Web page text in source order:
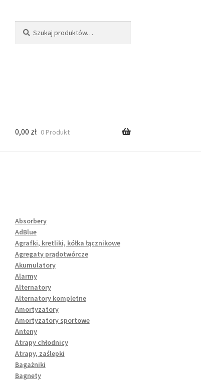
0,00 zł 0 Produkt
Absorbery
AdBlue
Agrafki, krętliki, kółka łącznikowe
Agregaty prądotwórcze
Akumulatory
Alarmy
Alternatory
Alternatory kompletne
Amortyzatory
Amortyzatory sportowe
Anteny
Atrapy chłodnicy
Atrapy, zaślepki
Bagażniki
Bagnety